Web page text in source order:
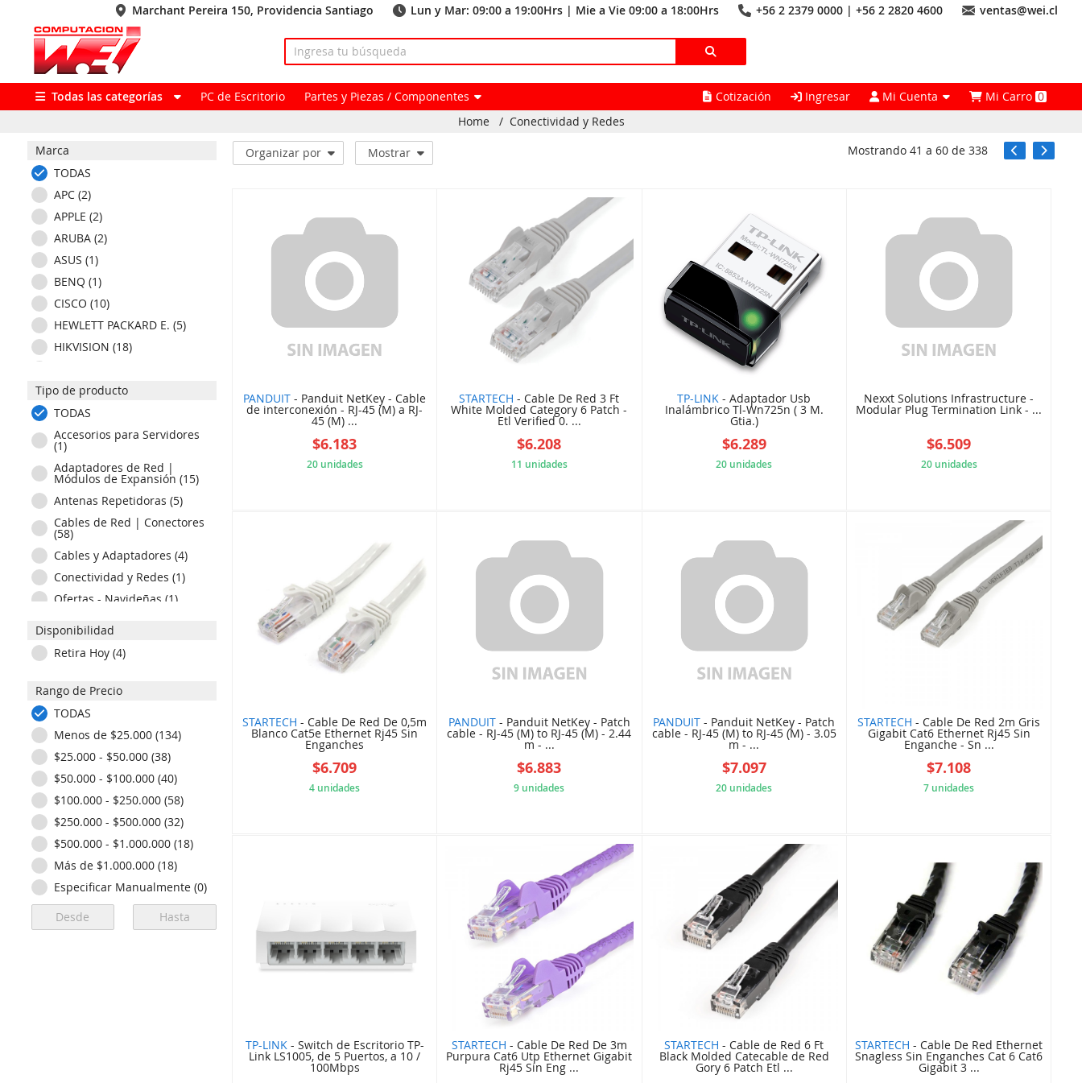
Marchant Pereira 150, Providencia Santiago Lun y Mar: 09:00 a 19:00Hrs | Mie a Vie 09:00 a 18:00Hrs +56 2 2379 0000 | +56 2 2820 4600 ventas@wei.cl
Todas las categorías PC de Escritorio Partes y Piezas / Componentes Cotización Ingresar Mi Cuenta Mi Carro0
Home
/ Conectividad y Redes
Marca
TODAS
APC (2)
APPLE (2)
ARUBA (2)
ASUS (1)
BENQ (1)
CISCO (10)
HEWLETT PACKARD E. (5)
HIKVISION (18)
HP (2)
HPE (3)
KENSINGTON (1)
LENOVO (3)
LINKSYS (20)
MERAKI (1)
NEXXT (15)
NEXXTSOLUTIONS (2)
NOTIFIER (1)
PANDUIT (47)
STARTECH (3)
TP-LINK (61)
UBIQUITI NETWORKS (11)
WEI (3)
XIAOMI (1)
XTECH (3)
Tipo de producto
TODAS
Accesorios para Servidores
(1)
Adaptadores de Red |
Módulos de Expansión (15)
Antenas Repetidoras (5)
Cables de Red | Conectores
(58)
Cables y Adaptadores (4)
Conectividad y Redes (1)
Ofertas - Navideñas (1)
Productos en Tránsito (1)
Routers | Puntos de Acceso
Switches | Inyectores PoE
(26)
Disponibilidad
Retira Hoy (4)
Rango de Precio
TODAS
Menos de $25.000 (134)
$25.000 - $50.000 (38)
$50.000 - $100.000 (40)
$100.000 - $250.000 (58)
$250.000 - $500.000 (32)
$500.000 - $1.000.000 (18)
Más de $1.000.000 (18)
Especificar Manualmente (0)
Organizar por Mostrar Mostrando41 a60 de338
PANDUIT - Panduit NetKey - Cable
de interconexión - RJ-45 (M) a RJ-
45 (M) ...
$6.183
20 unidades
STARTECH - Cable De Red 3 Ft
White Molded Category 6 Patch -
Etl Verified 0. ...
$6.208
11 unidades
TP-LINK - Adaptador Usb
Inalámbrico Tl-Wn725n ( 3 M.
Gtia.)
$6.289
20 unidades
Nexxt Solutions Infrastructure -
Modular Plug Termination Link - ...
$6.509
20 unidades
STARTECH - Cable De Red De 0,5m
Blanco Cat5e Ethernet Rj45 Sin
Enganches
$6.709
4 unidades
PANDUIT- Panduit NetKey - Patch
cable - RJ-45 (M) to RJ-45 (M) - 2.44
m - ...
$6.883
9 unidades
PANDUIT - Panduit NetKey - Patch
cable - RJ-45 (M) to RJ-45 (M) - 3.05
m - ...
$7.097
20 unidades
STARTECH - Cable De Red 2m Gris
Gigabit Cat6 Ethernet Rj45 Sin
Enganche - Sn ...
$7.108
7 unidades
TP-LINK- Switch de Escritorio TP-
Link LS1005, de 5 Puertos, a 10 /
100Mbps
STARTECH - Cable De Red De 3m
Purpura Cat6 Utp Ethernet Gigabit
Rj45 Sin Eng ...
STARTECH - Cable de Red 6 Ft
Black Molded Catecable de Red
Gory 6 Patch Etl ...
STARTECH - Cable De Red Ethernet
Snagless Sin Enganches Cat 6 Cat6
Gigabit 3 ...